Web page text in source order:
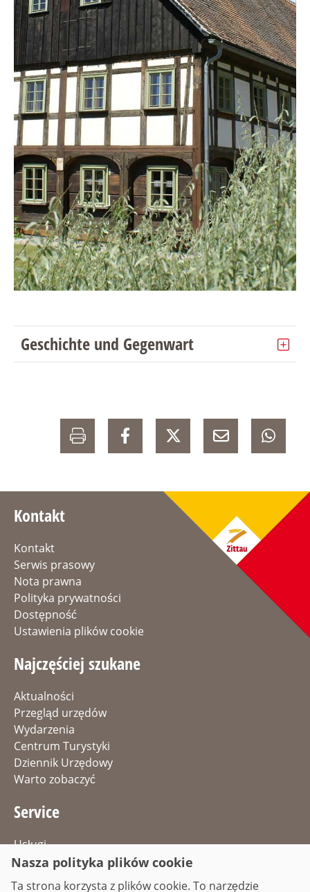
Geschichte und Gegenwart
Kontakt
Kontakt
Serwis prasowy
Nota prawna
Polityka prywatności
Dostępność
Ustawienia plików cookie
Najczęściej szukane
Aktualności
Przegląd urzędów
Wydarzenia
Centrum Turystyki
Dziennik Urzędowy
Warto zobaczyć
Service
Usługi
Oferty pracy
Dojazd & Parking
Nasza polityka plików cookie
Ta strona korzysta z plików cookie. To narzędzie